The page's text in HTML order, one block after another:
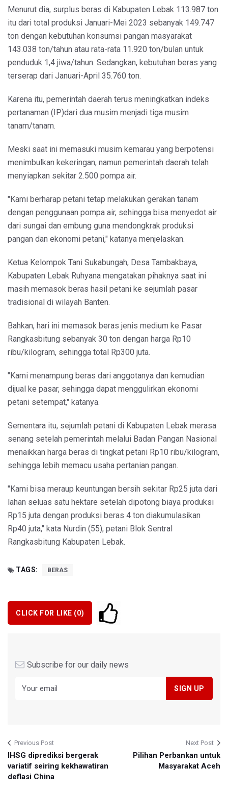
Menurut dia, surplus beras di Kabupaten Lebak 113.987 ton
itu dari total produksi Januari-Mei 2023 sebanyak 149.747
ton dengan kebutuhan konsumsi pangan masyarakat
143.038 ton/tahun atau rata-rata 11.920 ton/bulan untuk
penduduk 1,4 jiwa/tahun. Sedangkan, kebutuhan beras yang
terserap dari Januari-April 35.760 ton.
Karena itu, pemerintah daerah terus meningkatkan indeks
pertanaman (IP)dari dua musim menjadi tiga musim
tanam/tanam.
Meski saat ini memasuki musim kemarau yang berpotensi
menimbulkan kekeringan, namun pemerintah daerah telah
menyiapkan sekitar 2.500 pompa air.
"Kami berharap petani tetap melakukan gerakan tanam
dengan penggunaan pompa air, sehingga bisa menyedot air
dari sungai dan embung guna mendongkrak produksi
pangan dan ekonomi petani," katanya menjelaskan.
Ketua Kelompok Tani Sukabungah, Desa Tambakbaya,
Kabupaten Lebak Ruhyana mengatakan pihaknya saat ini
masih memasok beras hasil petani ke sejumlah pasar
tradisional di wilayah Banten.
Bahkan, hari ini memasok beras jenis medium ke Pasar
Rangkasbitung sebanyak 30 ton dengan harga Rp10
ribu/kilogram, sehingga total Rp300 juta.
"Kami menampung beras dari anggotanya dan kemudian
dijual ke pasar, sehingga dapat menggulirkan ekonomi
petani setempat," katanya.
Sementara itu, sejumlah petani di Kabupaten Lebak merasa
senang setelah pemerintah melalui Badan Pangan Nasional
menaikkan harga beras di tingkat petani Rp10 ribu/kilogram,
sehingga lebih memacu usaha pertanian pangan.
"Kami bisa meraup keuntungan bersih sekitar Rp25 juta dari
lahan seluas satu hektare setelah dipotong biaya produksi
Rp15 juta dengan produksi beras 4 ton diakumulasikan
Rp40 juta," kata Nurdin (55), petani Blok Sentral
Rangkasbitung Kabupaten Lebak.
TAGS: BERAS
CLICK FOR LIKE (0)
Subscribe for our daily news
Previous Post
IHSG diprediksi bergerak
variatif seiring kekhawatiran
deflasi China
Next Post
Pilihan Perbankan untuk
Masyarakat Aceh